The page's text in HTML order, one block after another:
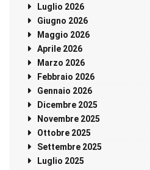
Luglio 2026
Giugno 2026
Maggio 2026
Aprile 2026
Marzo 2026
Febbraio 2026
Gennaio 2026
Dicembre 2025
Novembre 2025
Ottobre 2025
Settembre 2025
Luglio 2025